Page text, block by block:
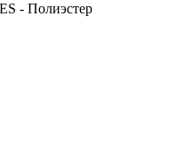
- Полиэстер